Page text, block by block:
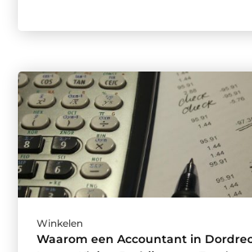
Winkelen
Waarom een Accountant in